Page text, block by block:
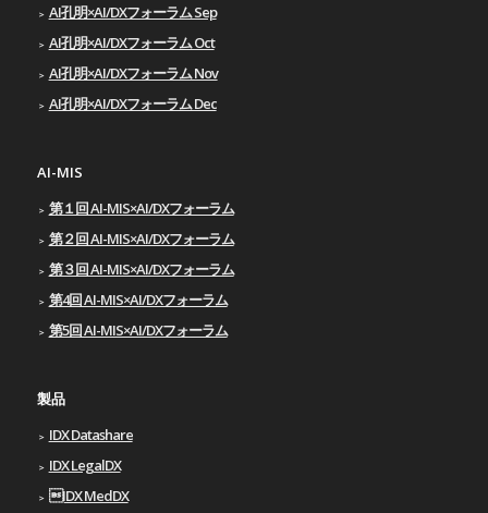
AI孔明×AI/DXフォーラム Sep
AI孔明×AI/DXフォーラム Oct
AI孔明×AI/DXフォーラム Nov
AI孔明×AI/DXフォーラム Dec
AI-MIS
第１回 AI-MIS×AI/DXフォーラム
第２回 AI-MIS×AI/DXフォーラム
第３回 AI-MIS×AI/DXフォーラム
第4回 AI-MIS×AI/DXフォーラム
第5回 AI-MIS×AI/DXフォーラム
製品
IDX Datashare
IDX LegalDX
IDX MedDX